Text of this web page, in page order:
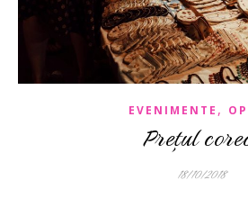
EVENIMENTE ,
Prețul
18/10/2018